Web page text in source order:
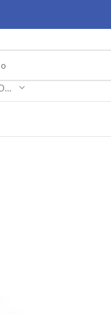
SELECCIONAR CATEGORÍA